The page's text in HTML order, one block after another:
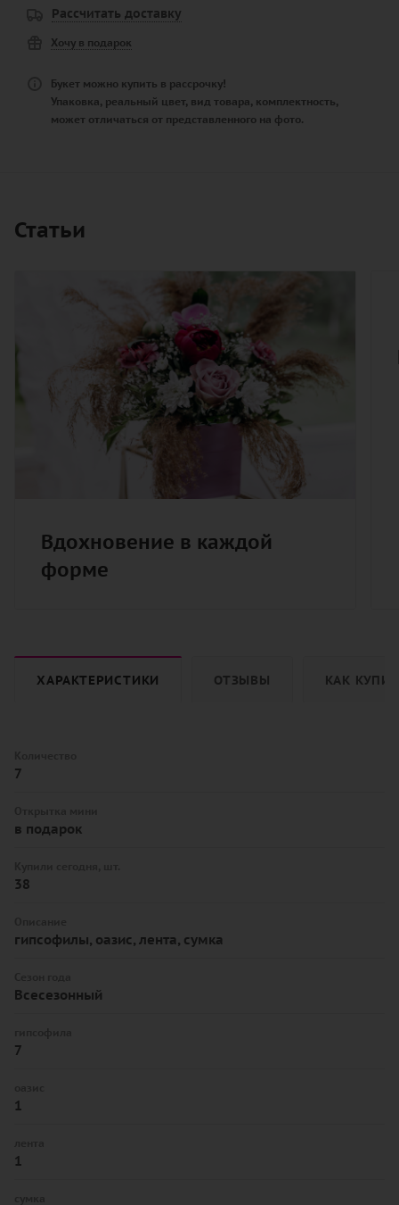
Рассчитать доставку
Хочу в подарок
Букет можно купить в рассрочку!
Упаковка, реальный цвет, вид товара, комплектность,
может отличаться от представленного на фото.
Статьи
Вдохновение в каждой
форме
ХАРАКТЕРИСТИКИ ОТЗЫВЫ КАК
7
в подарок
38
гипсофилы, оазис, лента, сумка
Всесезонный
7
1
1